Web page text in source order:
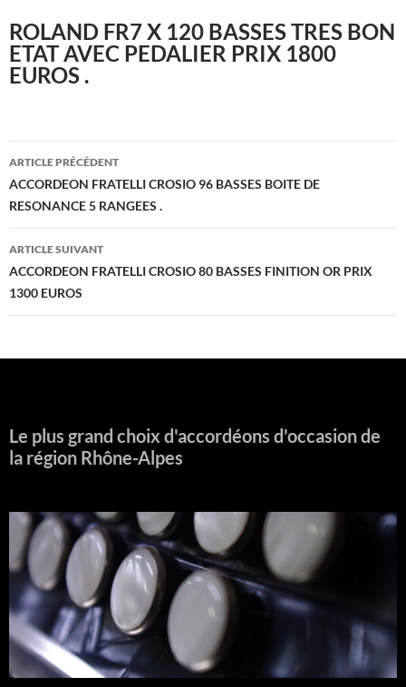
ROLAND FR7 X 120 BASSES TRES BON
ETAT AVEC PEDALIER PRIX 1800
EUROS .
Navigation
des
articles
ARTICLE PRÉCÉDENT
ACCORDEON FRATELLI CROSIO 96 BASSES BOITE DE
RESONANCE 5 RANGEES .
ARTICLE SUIVANT
ACCORDEON FRATELLI CROSIO 80 BASSES FINITION OR PRIX
1300 EUROS
Le plus grand choix d'accordéons d'occasion de
la région Rhône-Alpes